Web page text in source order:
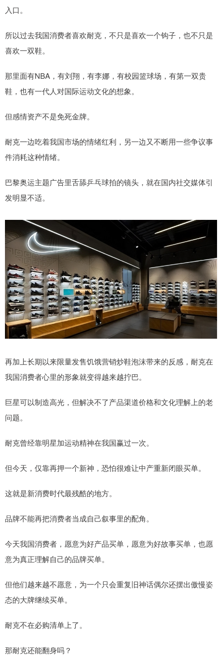
入口。
所以过去我国消费者喜欢耐克，不只是喜欢一个钩子，也不只是
喜欢一双鞋。
那里面有NBA，有刘翔，有李娜，有校园篮球场，有第一双贵
鞋，也有一代人对国际运动文化的想象。
但感情资产不是免死金牌。
耐克一边吃着我国市场的情绪红利，另一边又不断用一些争议事
件消耗这种情绪。
巴黎奥运主题广告里舌舔乒乓球拍的镜头，就在国内社交媒体引
发明显不适。
再加上长期以来限量发售饥饿营销炒鞋泡沫带来的反感，耐克在
我国消费者心里的形象就变得越来越拧巴。
巨星可以制造高光，但解决不了产品渠道价格和文化理解上的老
问题。
耐克曾经靠明星加运动精神在我国赢过一次。
但今天，仅靠再押一个新神，恐怕很难让中产重新闭眼买单。
这就是新消费时代最残酷的地方。
品牌不能再把消费者当成自己叙事里的配角。
今天我国消费者，愿意为好产品买单，愿意为好故事买单，也愿
意为真正理解自己的品牌买单。
但他们越来越不愿意，为一个只会重复旧神话偶尔还摆出傲慢姿
态的大牌继续买单。
耐克不在必购清单上了。
那耐克还能翻身吗？